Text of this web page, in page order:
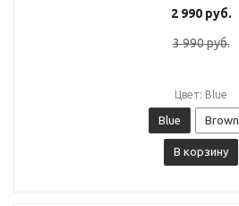
2 990руб.
3 990руб.
Цвет: Blue
Blue Brown
В корзину